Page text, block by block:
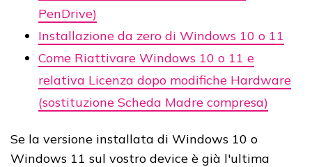
PenDrive)
Installazione da zero di Windows 10 o 11
Come Riattivare Windows 10 o 11 e
relativa Licenza dopo modifiche Hardware
(sostituzione Scheda Madre compresa)
Se la versione installata di Windows 10 o
Windows 11 sul vostro device è già l'ultima